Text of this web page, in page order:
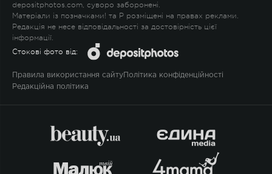
depositphotos.com, суворо заборонені.
Матеріали із позначками! та P розміщені на правах реклами.
Редакція не несе відповідальності за достовірність цієї
інформації.
Стокові фото від:
Правила використання сайту Політика конфіденційності
Редакційна політика